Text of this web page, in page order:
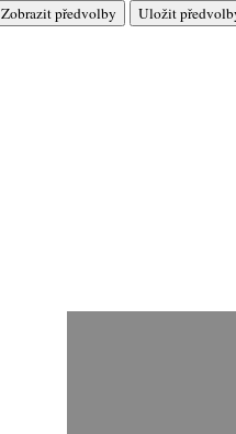
Zobrazit předvolby Uložit